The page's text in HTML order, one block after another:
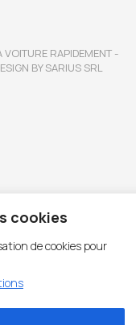
cookies
de cookies pour
RAPIDEMENT -
BY SARIUS SRL